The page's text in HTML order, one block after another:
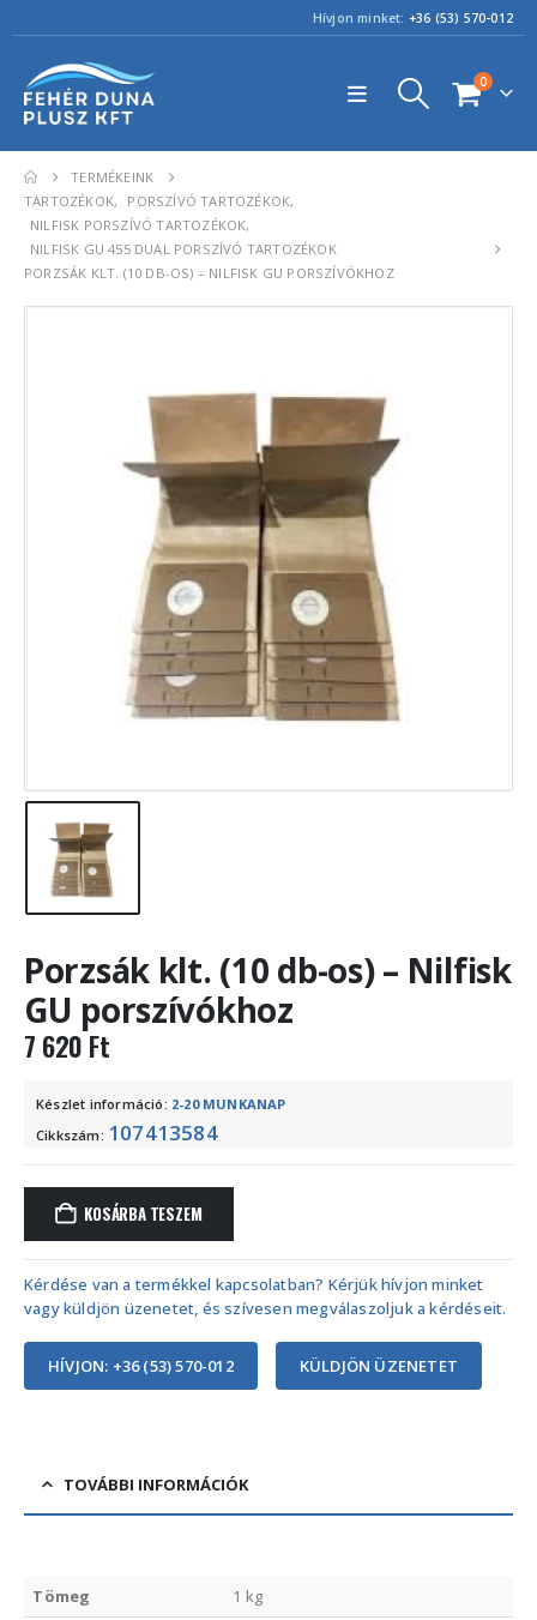
Hívjon minket: +36 (53) 570-012
0
TERMÉKEINK
TARTOZÉKOK, PORSZÍVÓ TARTOZÉKOK,
NILFISK PORSZÍVÓ TARTOZÉKOK,
NILFISK GU 455 DUAL PORSZÍVÓ TARTOZÉKOK
PORZSÁK KLT. (10 DB-OS) – NILFISK GU PORSZÍVÓKHOZ
Porzsák klt. (10 db-os) – Nilfisk
GU porszívókhoz
7 620Ft
Készlet információ: 2-20 MUNKANAP
Cikkszám: 107413584
KOSÁRBA TESZEM
Kérdése van a termékkel kapcsolatban? Kérjük hívjon minket
vagy küldjön üzenetet, és szívesen megválaszoljuk a kérdéseit.
HÍVJON: +36 (53) 570-012 KÜLDJÖN ÜZENETET
TOVÁBBI INFORMÁCIÓK
Tömeg
1 kg